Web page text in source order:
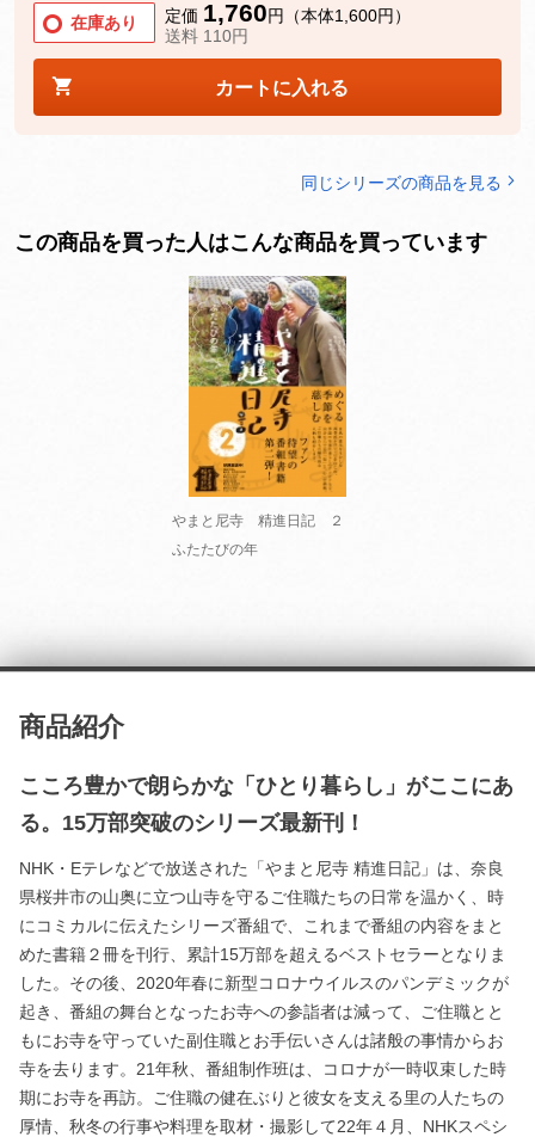
在庫あり 定価 1,760円（本体1,600円）
送料 110円
カートに入れる
同じシリーズの商品を見る
この商品を買った人はこんな商品を買っています
やまと尼寺 精進日記 ２
ふたたびの年
商品紹介
こころ豊かで朗らかな「ひとり暮らし」がここにあ
る。15万部突破のシリーズ最新刊！
NHK・Eテレなどで放送された「やまと尼寺 精進日記」は、奈良
県桜井市の山奥に立つ山寺を守るご住職たちの日常を温かく、時
にコミカルに伝えたシリーズ番組で、これまで番組の内容をまと
めた書籍２冊を刊行、累計15万部を超えるベストセラーとなりま
した。その後、2020年春に新型コロナウイルスのパンデミックが
起き、番組の舞台となったお寺への参詣者は減って、ご住職とと
もにお寺を守っていた副住職とお手伝いさんは諸般の事情からお
寺を去ります。21年秋、番組制作班は、コロナが一時収束した時
期にお寺を再訪。ご住職の健在ぶりと彼女を支える里の人たちの
厚情、秋冬の行事や料理を取材・撮影して22年４月、NHKスペシ